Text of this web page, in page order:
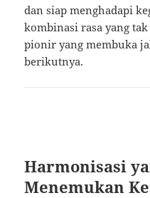
dan siap menghadapi
kombinasi rasa yang
pionir yang membuka
berikutnya.
Harmonisasi
Menemukan